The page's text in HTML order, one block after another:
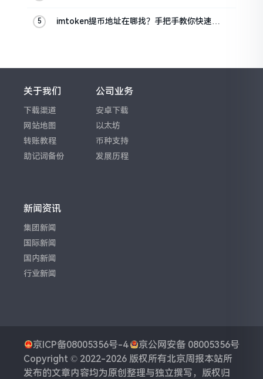
imtoken提币地址在哪找？手把手教你快速查
关于我们
下载渠道
网站地图
转账教程
助记词备份
公司业务
安卓下载
以太坊
币种支持
发展历程
新闻资讯
集团新闻
国际新闻
国内新闻
行业新闻
京ICP备08005356号-4
京公网安备 08005356号
Copyright © 2022-2026 版权所有北京周报本站所
发布的文章内容均为原创整理与独立撰写，版权归